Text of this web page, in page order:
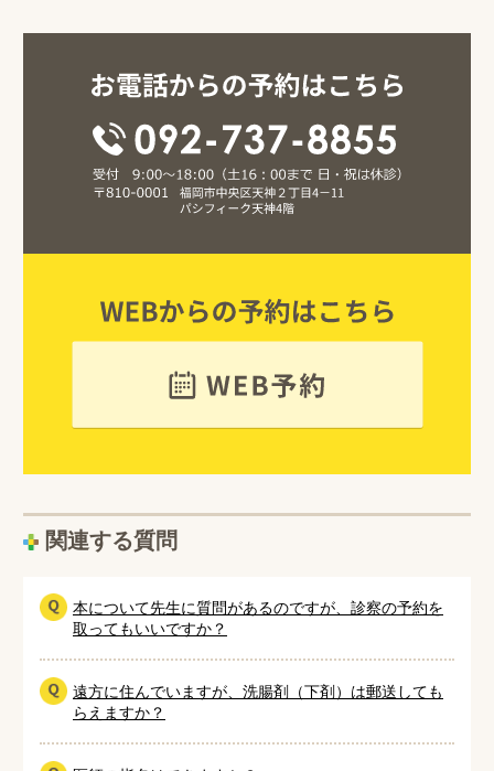
関連する質問
本について先生に質問があるのですが、診察の予約を
取ってもいいですか？
遠方に住んでいますが、洗腸剤（下剤）は郵送しても
らえますか？